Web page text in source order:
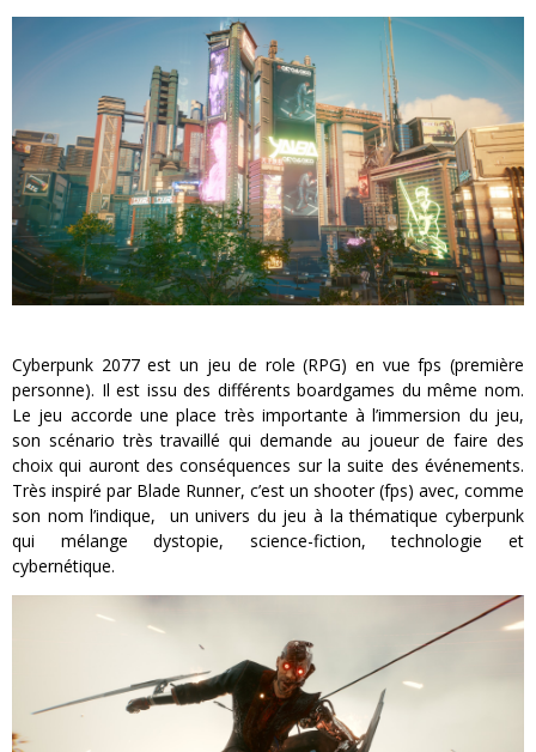
Cyberpunk 2077 est un jeu de role (RPG) en vue fps (première
personne). Il est issu des différents boardgames du même nom.
Le jeu accorde une place très importante à l’immersion du jeu,
son scénario très travaillé qui demande au joueur de faire des
choix qui auront des conséquences sur la suite des événements.
Très inspiré par Blade Runner, c’est un shooter (fps) avec, comme
son nom l’indique, un univers du jeu à la thématique cyberpunk
qui mélange dystopie, science-fiction, technologie et
cybernétique.